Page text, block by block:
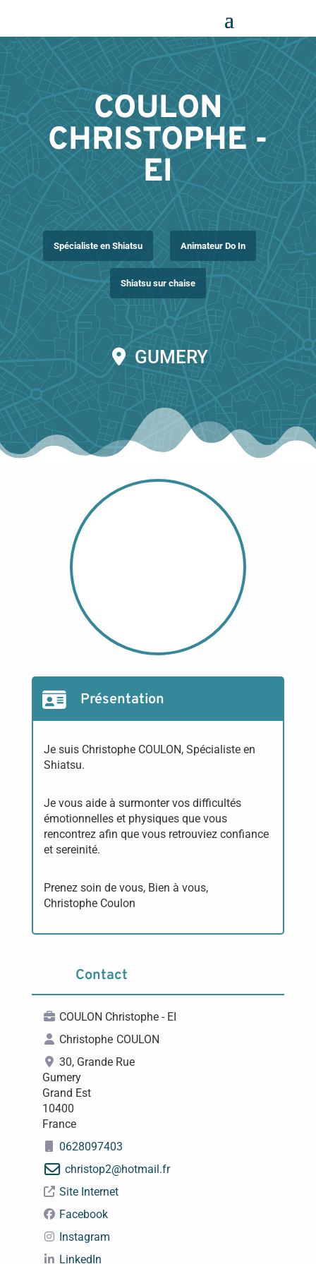
COULON
CHRISTOPHE -
EI
Spécialiste en Shiatsu Animateur Do In
Shiatsu sur chaise
GUMERY
Présentation
Je suis Christophe COULON, Spécialiste en
Shiatsu.
Je vous aide à surmonter vos difficultés
émotionnelles et physiques que vous
rencontrez afin que vous retrouviez confiance
et sereinité.
Prenez soin de vous, Bien à vous,
Christophe Coulon
Contact
COULON Christophe - EI
Christophe COULON
30, Grande Rue
Gumery
Grand Est
10400
France
0628097403
christop2@hotmail.fr
Site Internet
Facebook
Instagram
LinkedIn